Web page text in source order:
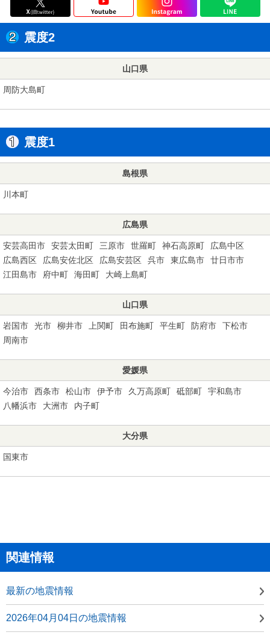
震度2
山口県
周防大島町
震度1
島根県
川本町
広島県
安芸高田市 安芸太田町 三原市 世羅町 神石高原町
広島中区
広島西区
広島安佐北区 広島安芸区 呉市 東広島市
廿日市市
江田島市
府中町 海田町 大崎上島町
山口県
岩国市 光市 柳井市 上関町 田布施町 平生町 防府市
下松市
周南市
愛媛県
今治市 西条市 松山市 伊予市 久万高原町 砥部町
宇和島市
八幡浜市
大洲市 内子町
大分県
国東市
関連情報
最新の地震情報
2026年04月04日の地震情報